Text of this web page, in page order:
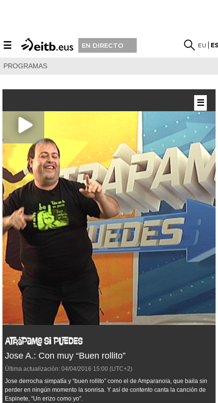
☰ EN DIRECTO EU
PROGRAMAS
Jose A.: Con muy “Buen rollito”
Última actualización: 04/04/2016 15:00 (UTC+2)
Jose derrocha simpatía y “buen rollito” como el de Amparanoia, que baila sin
perder en ningún momento la sonrisa. Y así de contento canta la canción de
Espinete, “Un erizo como yo”.
☰